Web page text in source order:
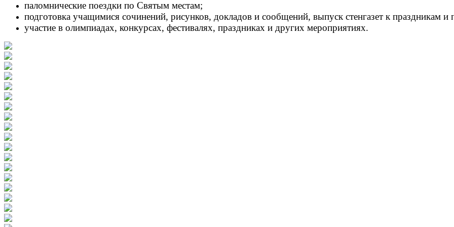
паломнические поездки по Святым местам;
подготовка учащимися сочинений, рисунков, докладов и сообщений, выпуск стенгазет к праздникам и
участие в олимпиадах, конкурсах, фестивалях, праздниках и других мероприятиях.